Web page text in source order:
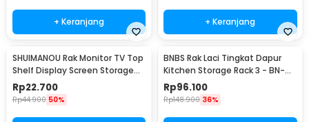
+ Keranjang + Keranjang
SHUIMANOU Rak Monitor TV Top
Shelf Display Screen Storage
Desk Riser - G255
Rp22.700
Rp44.900 50%
BNBS Rak Laci Tingkat Dapur
Kitchen Storage Rack 3 - BN-
2713 / BN-2714
Rp96.100
Rp148.900 36%